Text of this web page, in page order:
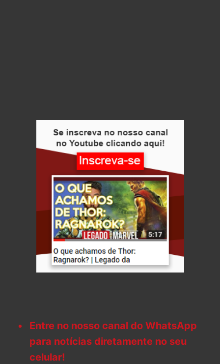
Entre no nosso canal do WhatsApp
para notícias diretamente no seu
celular!